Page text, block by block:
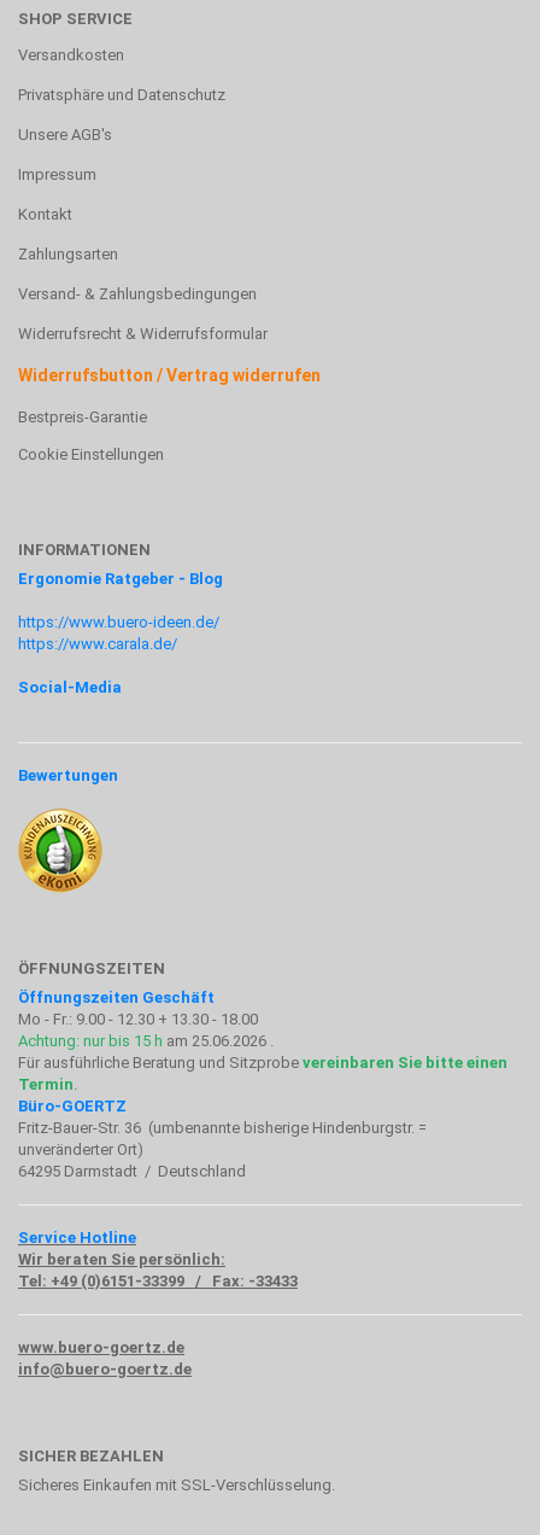
SHOP SERVICE
Versandkosten
Privatsphäre und Datenschutz
Unsere AGB's
Impressum
Kontakt
Zahlungsarten
Versand- & Zahlungsbedingungen
Widerrufsrecht & Widerrufsformular
Widerrufsbutton / Vertrag widerrufen
Bestpreis-Garantie
Cookie Einstellungen
INFORMATIONEN
Ergonomie Ratgeber - Blog
https://www.buero-ideen.de/
https://www.carala.de/
Social-Media
Bewertungen
ÖFFNUNGSZEITEN
Öffnungszeiten Geschäft
Mo - Fr.: 9.00 - 12.30 + 13.30 - 18.00
Achtung: nur bis 15 h am 25.06.2026 .
Für ausführliche Beratung und Sitzprobe vereinbaren Sie bitte einen
Termin.
Büro-GOERTZ
Fritz-Bauer-Str. 36 (umbenannte bisherige Hindenburgstr. =
unveränderter Ort)
64295 Darmstadt / Deutschland
Service Hotline
Wir beraten Sie persönlich:
Tel: +49 (0)6151-33399 / Fax: -33433
www.buero-goertz.de
info@buero-goertz.de
SICHER BEZAHLEN
Sicheres Einkaufen mit SSL-Verschlüsselung.